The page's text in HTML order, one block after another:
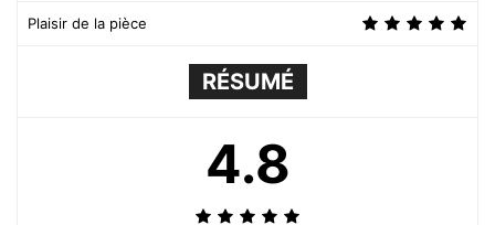
Plaisir de la pièce
RÉSUMÉ
4.8